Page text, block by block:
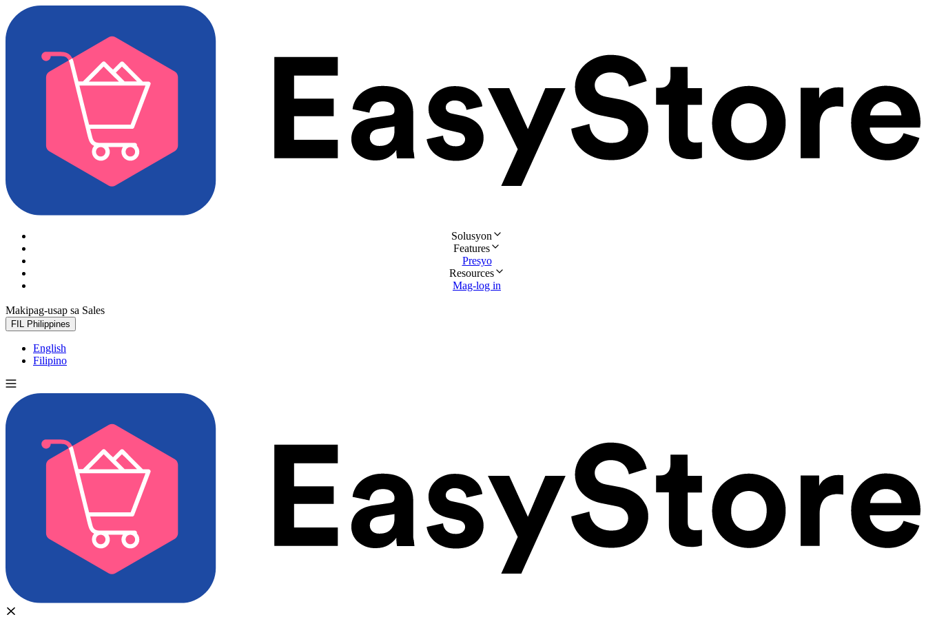
Solusyon
Features
Presyo
Resources
Mag-log in
Makipag-usap sa Sales
FIL Philippines
English
Filipino